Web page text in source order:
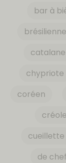
bar à
brésilienne
catalane
chypriote
coréen
créole
cueillette
de chef